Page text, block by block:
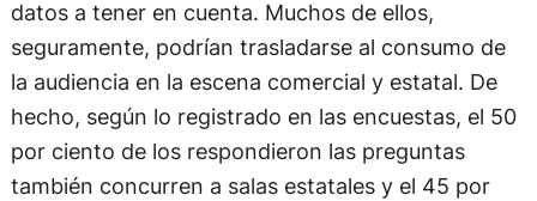
datos a tener en cuenta. Muchos de ellos,
seguramente, podrían trasladarse al consumo de
la audiencia en la escena comercial y estatal. De
hecho, según lo registrado en las encuestas, el 50
por ciento de los respondieron las preguntas
también concurren a salas estatales y el 45 por